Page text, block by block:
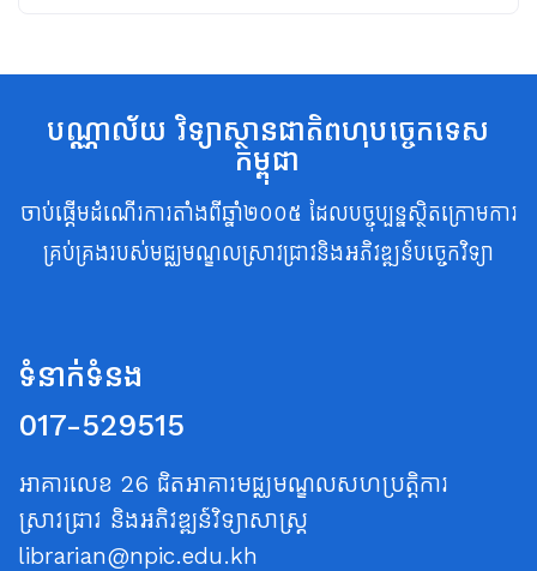
បណ្ណាល័យ វិទ្យាស្ថានជាតិពហុបច្ចេកទេស
កម្ពុជា
ចាប់ផ្តើមដំណើរការតាំងពីឆ្នាំ២០០៥ ដែលបច្ចុប្បន្នស្ថិតក្រោមការ
គ្រប់គ្រងរបស់មជ្ឈមណ្ឌលស្រាវជ្រាវនិងអភិវឌ្ឍន៍បច្ចេកវិទ្យា
ទំនាក់ទំនង
017-529515
អាគារលេខ 26 ជិតអាគារមជ្ឈមណ្ឌលសហប្រត្តិការ
ស្រាវជ្រាវ និងអភិវឌ្ឍន៍វិទ្យាសាស្ត្រ
librarian@npic.edu.kh